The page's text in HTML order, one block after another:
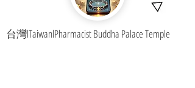
台灣lTaiwanlPharmacist Buddha Palace Temple